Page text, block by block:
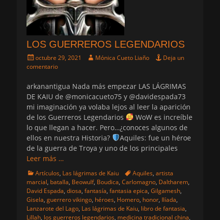
LOS GUERREROS LEGENDARIOS
Publicado
el
octubre 29, 2021 AutorMónica Cueto Liaño
Deja un
comentario
arkanantigua Nada más empezar LAS LÁGRIMAS
DE KAIU de @monicacueto75 y @davidespada73
mi imaginación ya volaba lejos al leer la aparición
de los Guerreros Legendarios
WoW es increíble
lo que llegan a hacer. Pero…¿conoces algunos de
ellos en nuestra Historia?
Aquiles: fue un héroe
de la guerra de Troya y uno de los principales
Leer más …
Categorias
Artículos, Las lágrimas de Kaiu Etiquetas
Aquiles, artista
marcial, batalla, Beowulf, Boudica, Carlomagno, Daltharem,
David Espada, diosa, fantasía, fantasia epica, Gilgamesh,
Gisela, guerrero vikingo, héroes, Homero, honor, Ilíada,
Lanzarote del Lago, Las lágrimas de Kaiu, libro de fantasia,
Lillah, los guerreros legendarios, medicina tradicional china,